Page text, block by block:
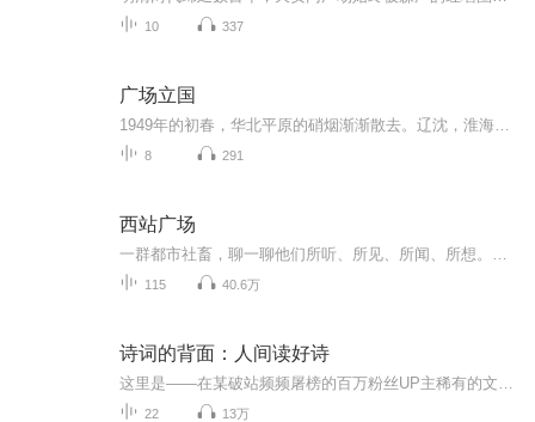
10 337
广场立国
8 291
西站广场
115 40.6万
诗词的背面：人间读好诗
22 13万